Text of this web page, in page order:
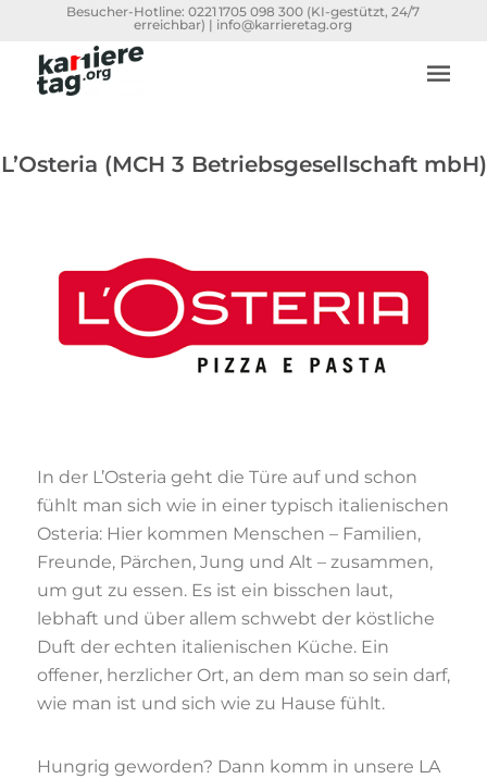
Besucher-Hotline:0221 1705 098 300 (KI-gestützt, 24/7
erreichbar) | info@karrieretag.org
L’Osteria (MCH 3 Betriebsgesellschaft mbH)
In der L’Osteria geht die Türe auf und schon
fühlt man sich wie in einer typisch italienischen
Osteria: Hier kommen Menschen – Familien,
Freunde, Pärchen, Jung und Alt – zusammen,
um gut zu essen. Es ist ein bisschen laut,
lebhaft und über allem schwebt der köstliche
Duft der echten italienischen Küche. Ein
offener, herzlicher Ort, an dem man so sein darf,
wie man ist und sich wie zu Hause fühlt.
Hungrig geworden? Dann komm in unsere LA